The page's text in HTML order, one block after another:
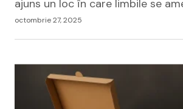
ajuns un loc în care limbile se
octombrie 27, 2025